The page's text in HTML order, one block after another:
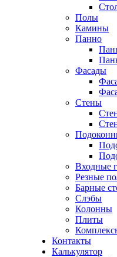
Полы
Камины
Панно
Фасады
Стены
Входные
Резные
Барные
Слэбы
Колонны
Плиты
Контакты
Калькулятор